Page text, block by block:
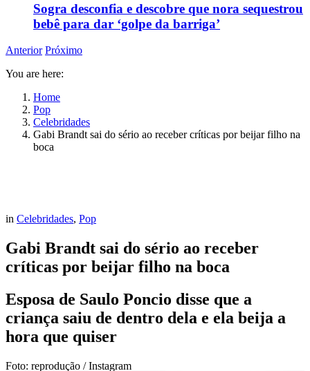
Sogra desconfia e descobre que nora sequestrou
bebê para dar ‘golpe da barriga’
Anterior Próximo
You are here:
Home
Pop
Celebridades
Gabi Brandt sai do sério ao receber críticas por beijar filho na
boca
in Celebridades, Pop
Gabi Brandt sai do sério ao receber
críticas por beijar filho na boca
Esposa de Saulo Poncio disse que a
criança saiu de dentro dela e ela beija a
hora que quiser
Foto: reprodução / Instagram